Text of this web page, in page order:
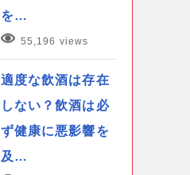
を…
55,196 views
適度な飲酒は存在
しない？飲酒は必
ず健康に悪影響を
及…